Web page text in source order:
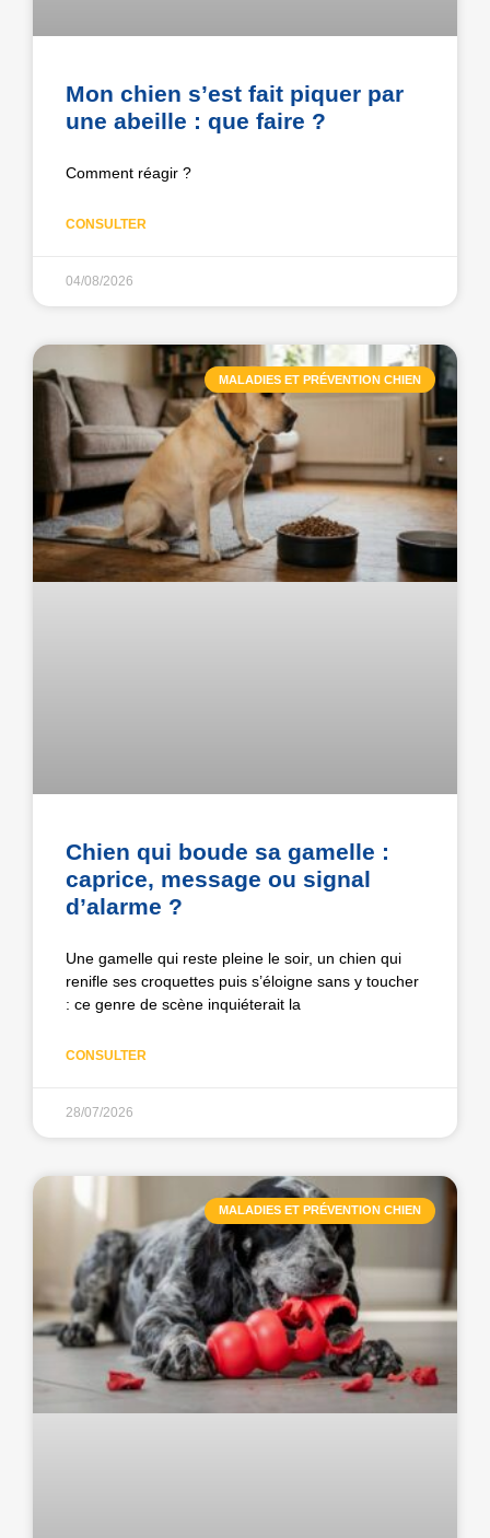
Mon chien s’est fait piquer par
une abeille : que faire ?
Comment réagir ?
CONSULTER
04/08/2026
MALADIES ET PRÉVENTION CHIEN
Chien qui boude sa gamelle :
caprice, message ou signal
d’alarme ?
Une gamelle qui reste pleine le soir, un chien qui
renifle ses croquettes puis s’éloigne sans y toucher
: ce genre de scène inquiéterait la
CONSULTER
28/07/2026
MALADIES ET PRÉVENTION CHIEN